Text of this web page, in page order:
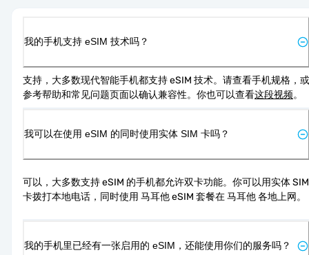
我的手机支持 eSIM 技术吗？
支持，大多数现代智能手机都支持 eSIM 技术。请查看手机规格，或
参考帮助和常见问题页面以确认兼容性。你也可以查看这段视频。
我可以在使用 eSIM 的同时使用实体 SIM 卡吗？
可以，大多数支持 eSIM 的手机都允许双卡功能。你可以用实体 SIM
卡拨打本地电话，同时使用 马耳他 eSIM 套餐在 马耳他 各地上网。
我的手机里已经有一张启用的 eSIM，还能使用你们的服务吗？